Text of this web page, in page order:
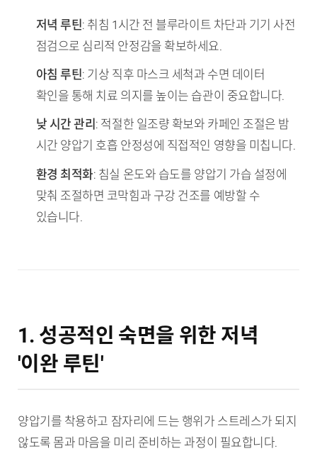
TL;DR (핵심 요약)
저녁 루틴: 취침 1시간 전 블루라이트 차단과 기기 사전
점검으로 심리적 안정감을 확보하세요.
아침 루틴: 기상 직후 마스크 세척과 수면 데이터
확인을 통해 치료 의지를 높이는 습관이 중요합니다.
낮 시간 관리 : 적절한 일조량 확보와 카페인 조절은 밤
시간 양압기 호흡 안정성에 직접적인 영향을 미칩니다.
환경 최적화: 침실 온도와 습도를 양압기 가습 설정에
맞춰 조절하면 코막힘과 구강 건조를 예방할 수
있습니다.
1. 성공적인 숙면을 위한 저녁
'이완 루틴'
양압기를 착용하고 잠자리에 드는 행위가 스트레스가 되지
않도록 몸과 마음을 미리 준비하는 과정이 필요합니다.